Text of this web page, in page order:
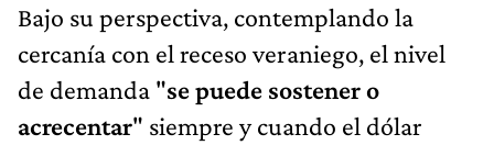
Bajo su perspectiva, contemplando la
cercanía con el receso veraniego, el nivel
de demanda "se puede sostener o
acrecentar" siempre y cuando el dólar